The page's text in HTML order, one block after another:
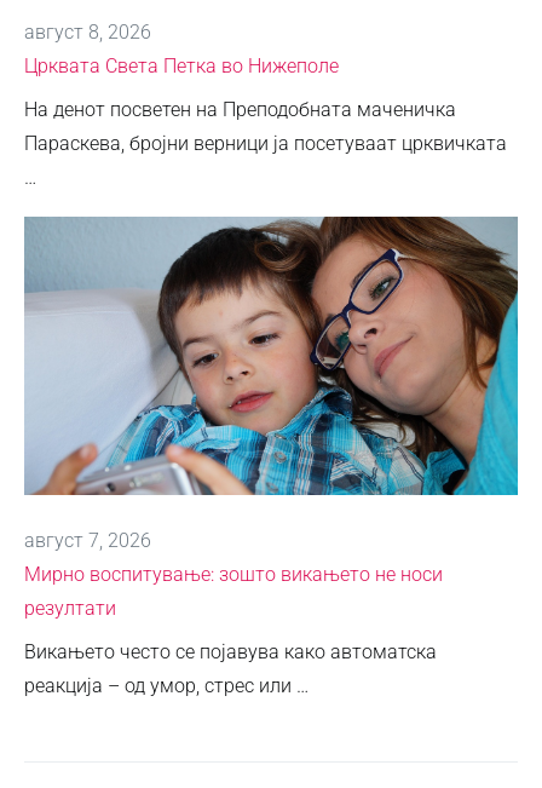
август 8, 2026
Црквата Света Петка во Нижеполе
На денот посветен на Преподобната маченичка
Параскева, бројни верници ја посетуваат црквичката
…
август 7, 2026
Мирно воспитување: зошто викањето не носи
резултати
Викањето често се појавува како автоматска
реакција – од умор, стрес или …